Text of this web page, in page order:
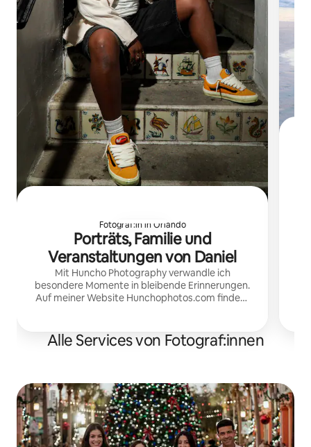
Fotograf:in in Orlando
Porträts, Familie und
Veranstaltungen von Daniel
Mit Huncho Photography verwandle ich
besondere Momente in bleibende Erinnerungen.
Auf meiner Website Hunchophotos.com findest
Alle Services von Fotograf:innen